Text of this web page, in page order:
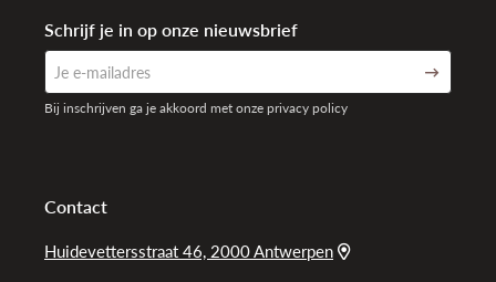
Contact
Huidevettersstraat 46, 2000 Antwerpen
Schrijf je in op onze nieuwsbrief
Bij inschrijven ga je akkoord met onze privacy policy